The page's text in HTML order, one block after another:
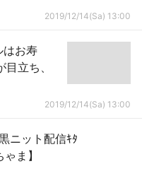
2019/12/14(Sa) 13:00
はお寿
立ち、
2019/12/14(Sa) 13:00
ニット配信ｷﾀ
ま】